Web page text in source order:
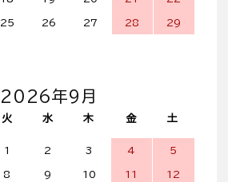
25 26 27 28 29
2026年9月
火 水 木 金 土
1 2 3 4 5
8 9 10 11 12